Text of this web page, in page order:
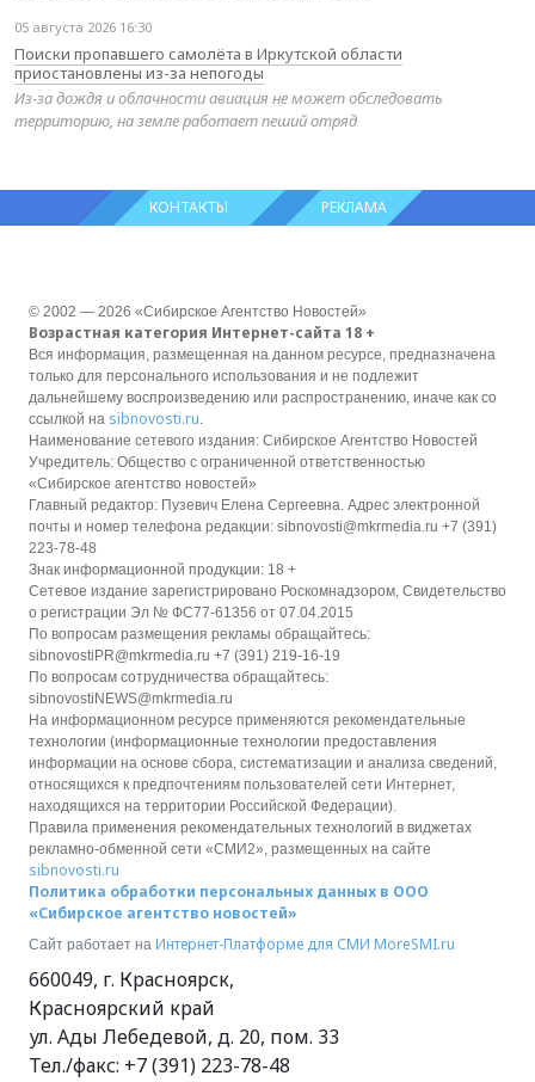
05 августа 2026 16:30
Поиски пропавшего самолёта в Иркутской области
приостановлены из-за непогоды
Из-за дождя и облачности авиация не может обследовать
территорию, на земле работает пеший отряд
КОНТАКТЫ РЕКЛАМА
© 2002 — 2026 «Сибирское Агентство Новостей»
Возрастная категория Интернет-сайта 18 +
Вся информация, размещенная на данном ресурсе, предназначена
только для персонального использования и не подлежит
дальнейшему воспроизведению или распространению, иначе как со
ссылкой на sibnovosti.ru.
Наименование сетевого издания: Сибирское Агентство Новостей
Учредитель: Общество с ограниченной ответственностью
«Сибирское агентство новостей»
Главный редактор: Пузевич Елена Сергеевна. Адрес электронной
почты и номер телефона редакции: sibnovosti@mkrmedia.ru +7 (391)
223-78-48
Знак информационной продукции: 18 +
Сетевое издание зарегистрировано Роскомнадзором, Свидетельство
о регистрации Эл № ФС77-61356 от 07.04.2015
По вопросам размещения рекламы обращайтесь:
sibnovostiPR@mkrmedia.ru +7 (391) 219-16-19
По вопросам сотрудничества обращайтесь:
sibnovostiNEWS@mkrmedia.ru
На информационном ресурсе применяются рекомендательные
технологии (информационные технологии предоставления
информации на основе сбора, систематизации и анализа сведений,
относящихся к предпочтениям пользователей сети Интернет,
находящихся на территории Российской Федерации).
Правила применения рекомендательных технологий в виджетах
рекламно-обменной сети «СМИ2», размещенных на сайте
sibnovosti.ru
Политика обработки персональных данных в ООО
«Сибирское агентство новостей»
Сайт работает на Интернет-Платформе для СМИ MoreSMI.ru
660049, г. Красноярск,
Красноярский край
ул. Ады Лебедевой, д. 20, пом. 33
Тел./факс: +7 (391) 223-78-48